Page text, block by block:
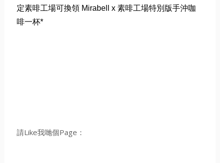
定素啡工場可換領 Mirabell x 素啡工場特別版手沖咖
啡一杯*
請Like我哋個Page：